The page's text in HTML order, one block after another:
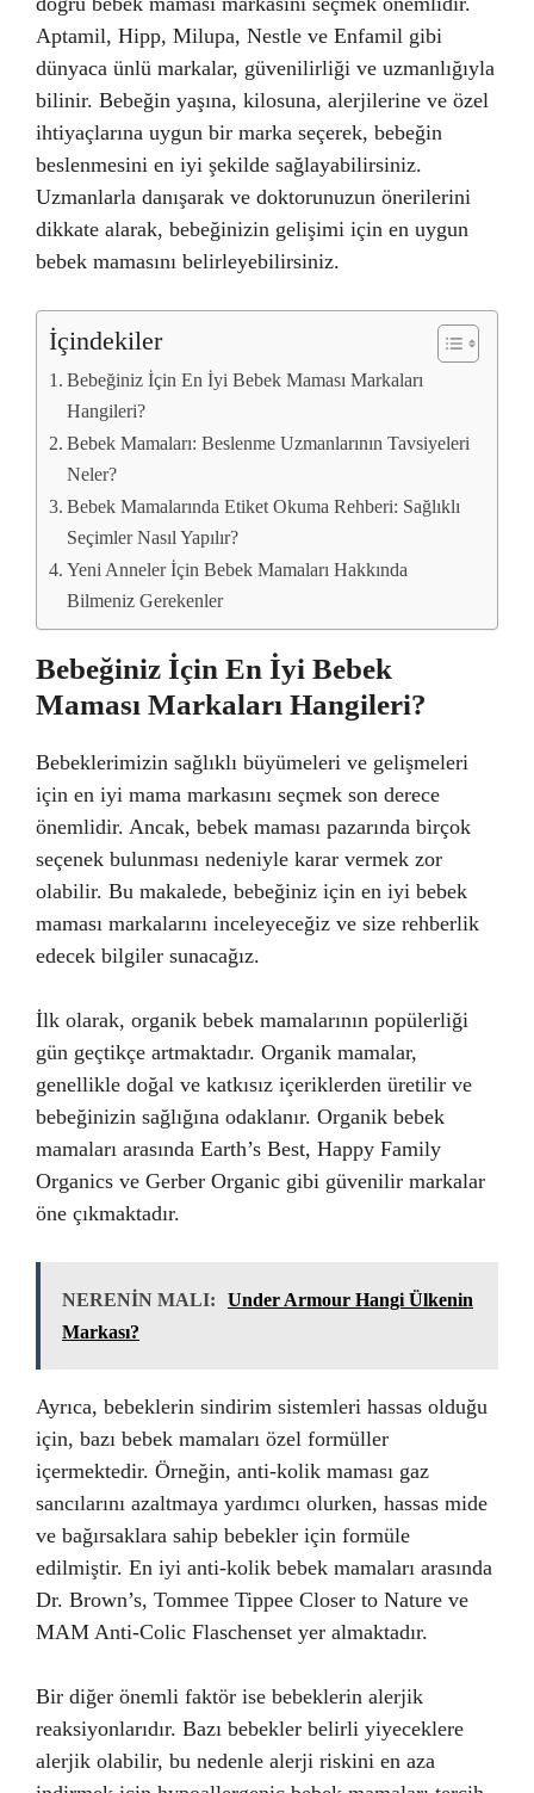
Aptamil, Hipp, Milupa, Nestle ve Enfamil gibi
dünyaca ünlü markalar, güvenilirliği ve uzmanlığıyla
bilinir. Bebeğin yaşına, kilosuna, alerjilerine ve özel
ihtiyaçlarına uygun bir marka seçerek, bebeğin
beslenmesini en iyi şekilde sağlayabilirsiniz.
Uzmanlarla danışarak ve doktorunuzun önerilerini
dikkate alarak, bebeğinizin gelişimi için en uygun
bebek mamasını belirleyebilirsiniz.
İçindekiler
Bebeğiniz İçin En İyi Bebek Maması Markaları
Hangileri?
Bebek Mamaları: Beslenme Uzmanlarının Tavsiyeleri
Neler?
Bebek Mamalarında Etiket Okuma Rehberi: Sağlıklı
Seçimler Nasıl Yapılır?
Yeni Anneler İçin Bebek Mamaları Hakkında
Bilmeniz Gerekenler
Bebeğiniz İçin En İyi Bebek
Maması Markaları Hangileri?
Bebeklerimizin sağlıklı büyümeleri ve gelişmeleri
için en iyi mama markasını seçmek son derece
önemlidir. Ancak, bebek maması pazarında birçok
seçenek bulunması nedeniyle karar vermek zor
olabilir. Bu makalede, bebeğiniz için en iyi bebek
maması markalarını inceleyeceğiz ve size rehberlik
edecek bilgiler sunacağız.
İlk olarak, organik bebek mamalarının popülerliği
gün geçtikçe artmaktadır. Organik mamalar,
genellikle doğal ve katkısız içeriklerden üretilir ve
bebeğinizin sağlığına odaklanır. Organik bebek
mamaları arasında Earth’s Best, Happy Family
Organics ve Gerber Organic gibi güvenilir markalar
öne çıkmaktadır.
NERENİN MALI:
Under Armour Hangi Ülkenin
Markası?
Ayrıca, bebeklerin sindirim sistemleri hassas olduğu
için, bazı bebek mamaları özel formüller
içermektedir. Örneğin, anti-kolik maması gaz
sancılarını azaltmaya yardımcı olurken, hassas mide
ve bağırsaklara sahip bebekler için formüle
edilmiştir. En iyi anti-kolik bebek mamaları arasında
Dr. Brown’s, Tommee Tippee Closer to Nature ve
MAM Anti-Colic Flaschenset yer almaktadır.
Bir diğer önemli faktör ise bebeklerin alerjik
reaksiyonlarıdır. Bazı bebekler belirli yiyeceklere
alerjik olabilir, bu nedenle alerji riskini en aza